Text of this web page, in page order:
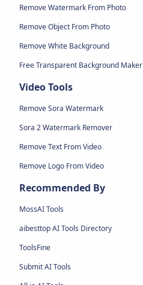
Remove Watermark From Photo
Remove Object From Photo
Remove White Background
Free Transparent Background Maker
Video Tools
Remove Sora Watermark
Sora 2 Watermark Remover
Remove Text From Video
Remove Logo From Video
Recommended By
MossAI Tools
aibesttop AI Tools Directory
ToolsFine
Submit AI Tools